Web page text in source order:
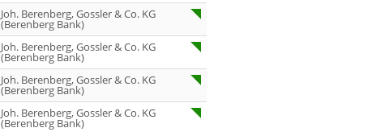
Joh. Berenberg, Gossler & Co. KG
(Berenberg Bank)
Joh. Berenberg, Gossler & Co. KG
(Berenberg Bank)
Joh. Berenberg, Gossler & Co. KG
(Berenberg Bank)
Joh. Berenberg, Gossler & Co. KG
(Berenberg Bank)